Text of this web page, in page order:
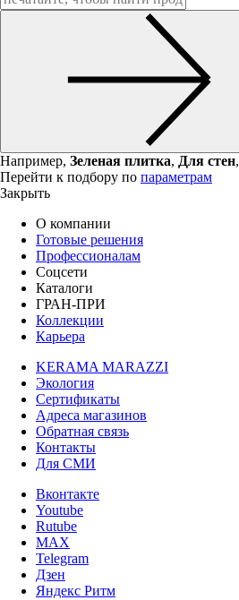
Например, Зеленая плитка, Для стен,
Перейти к подбору по параметрам
Закрыть
О компании
Готовые решения
Профессионалам
Соцсети
Каталоги
ГРАН-ПРИ
Коллекции
Карьера
KERAMA MARAZZI
Экология
Сертификаты
Адреса магазинов
Обратная связь
Контакты
Для СМИ
Вконтакте
Youtube
Rutube
MAX
Telegram
Дзен
Яндекс Ритм